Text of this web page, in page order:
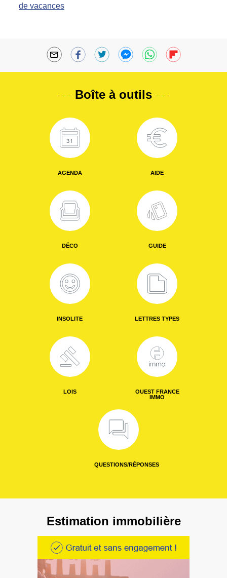
de vacances
Boîte à outils
AGENDA AIDE
DÉCO GUIDE
INSOLITE LETTRES TYPES
LOIS
OUEST FRANCE
IMMO
QUESTIONS/RÉPONSES
Estimation immobilière